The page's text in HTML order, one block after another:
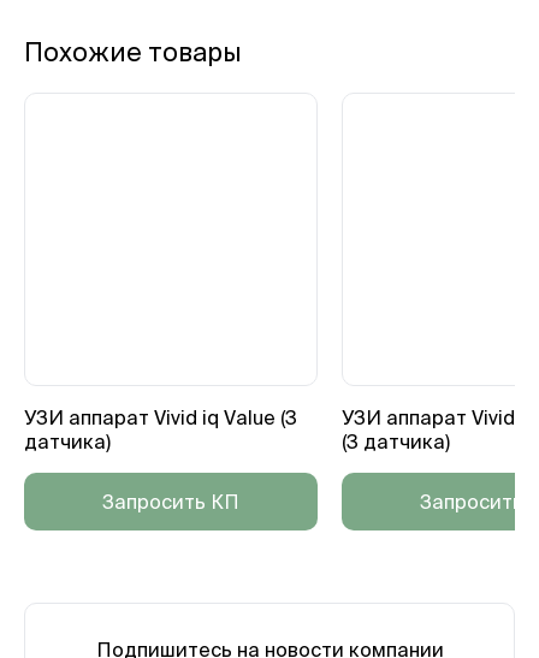
Похожие товары
УЗИ аппарат Vivid iq Value (3
датчика)
Запросить КП
УЗИ аппарат Vivid
(3 датчика)
Запросить
Подпишитесь на новости компании